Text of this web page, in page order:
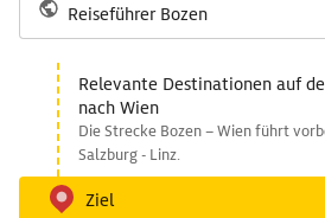
Reiseführer Bozen
Relevante Destinationen auf
nach Wien
Die Strecke Bozen – Wien führt
Salzburg - Linz.
Ziel